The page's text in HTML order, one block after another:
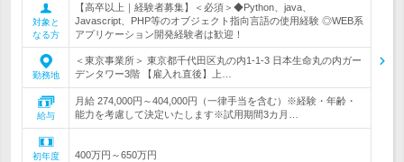
対象と
なる方
【高卒以上｜経験者募集】＜必須＞◆Python、java、
Javascript、PHP等のオブジェクト指向言語の使用経験 ◎WEB系
アプリケーション開発経験者は歓迎！
勤務地
＜東京事業所＞ 東京都千代田区丸の内1-1-3 日本生命丸の内ガー
デンタワー3階 【雇入れ直後】上…
給与
月給 274,000円～404,000円（一律手当を含む）※経験・年齢・
能力を考慮して決定いたします※試用期間3カ月…
初年度
400万円～650万円